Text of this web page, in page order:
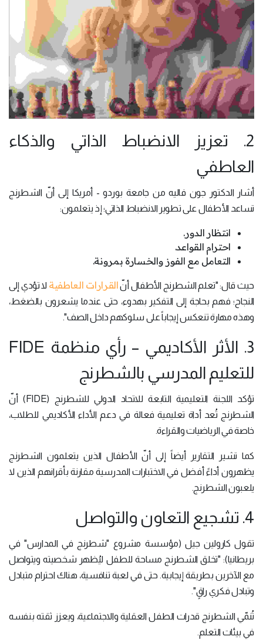
2. تعزيز الانضباط الذاتي والذكاء
العاطفي
أشار الدكتور جون فاليه من جامعة بوردو - أمريكا إلى أنّ الشطرنج
تساعد الأطفال على تطوير الانضباط الذاتي؛ إذ يتعلمون:
انتظار الدور.
احترام القواعد.
التعامل مع الفوز والخسارة بمرونة.
حيث قال: "تعلم الشطرنج الأطفال أنّالقرارات العاطفية لا تؤدي إلى
النجاح؛ فهم بحاجة إلى التفكير بهدوء، حتى عندما يشعرون بالضغط،
وهذه مهارة تنعكس إيجاباً على سلوكهم داخل الصف".
3. الأثر الأكاديمي – رأي منظمة FIDE
للتعليم المدرسي بالشطرنج
تؤكد اللجنة التعليمية التابعة للاتحاد الدولي للشطرنج (FIDE) أنّ
الشطرنج تُعد أداة تعليمية فعالة في دعم الأداء الأكاديمي للطلاب،
خاصة في الرياضيات والقراءة.
كما تشير التقارير أيضاً إلى أنّ الأطفال الذين يتعلمون الشطرنج
يظهرون أداءً أفضل في الاختبارات المدرسية مقارنة بأقرانهم الذين لا
يلعبون الشطرنج.
4. تشجيع التعاون والتواصل
تقول كارولين جيل (مؤسسة مشروع "شطرنج في المدارس" في
بريطانيا): "تخلق الشطرنج مساحة للطفل ليُظهر شخصيته ويتواصل
مع الآخرين بطريقة إيجابية. حتى في لعبة تنافسية، هناك احترام متبادل
وتبادل فكري راقٍ".
تُنمّي الشطرنج قدرات الطفل العقلية والاجتماعية، ويعزز ثقته بنفسه
في بيئات التعلم.